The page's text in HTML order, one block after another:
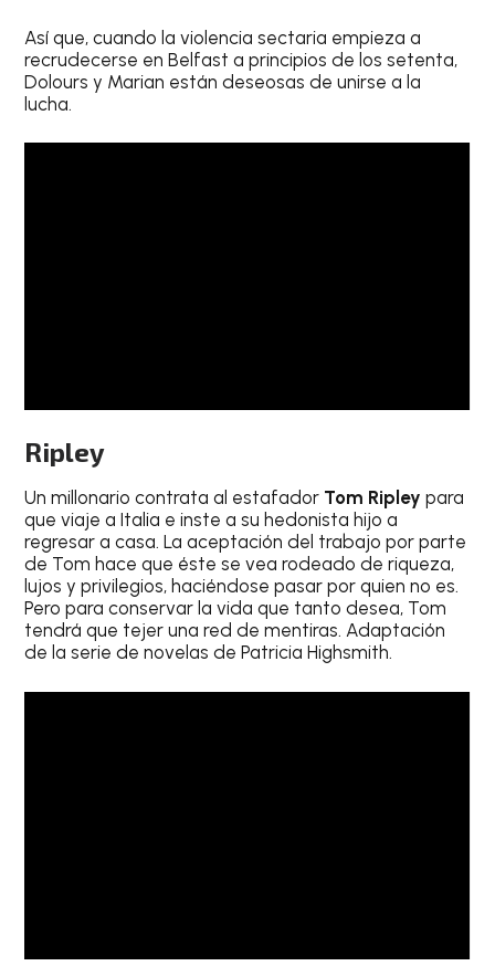
Así que, cuando la violencia sectaria empieza a
recrudecerse en Belfast a principios de los setenta,
Dolours y Marian están deseosas de unirse a la
lucha.
Ripley
Un millonario contrata al estafador Tom Ripley para
que viaje a Italia e inste a su hedonista hijo a
regresar a casa. La aceptación del trabajo por parte
de Tom hace que éste se vea rodeado de riqueza,
lujos y privilegios, haciéndose pasar por quien no es.
Pero para conservar la vida que tanto desea, Tom
tendrá que tejer una red de mentiras. Adaptación
de la serie de novelas de Patricia Highsmith.